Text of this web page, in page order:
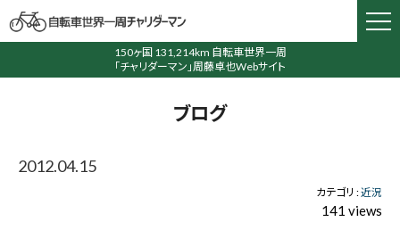
150ヶ国 131,214km 自転車世界一周
「チャリダーマン」周藤卓也Webサイト
ブログ
2012.04.15
カテゴリ :近況
141 views